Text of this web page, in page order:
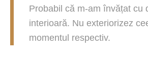
Probabil că m-am învățat cu
interioară. Nu exteriorizez
momentul respectiv.